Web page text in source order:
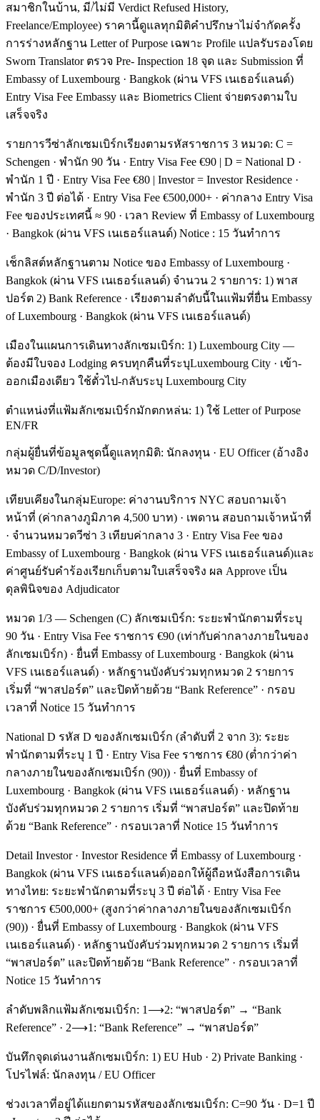
สมาชิกในบ้าน, มี/ไม่มี Verdict Refused History,
Freelance/Employee) ราคานี้ดูแลทุกมิติคำปรึกษาไม่จำกัดครั้ง
การร่างหลักฐาน Letter of Purpose เฉพาะ Profile แปลรับรองโดย
Sworn Translator ตรวจ Pre- Inspection 18 จุด และ Submission ที่
Embassy of Luxembourg · Bangkok (ผ่าน VFS เนเธอร์แลนด์)
Entry Visa Fee Embassy และ Biometrics Client จ่ายตรงตามใบ
เสร็จจริง
รายการวีซ่าลักเซมเบิร์กเรียงตามรหัสราชการ 3 หมวด: C =
Schengen · พำนัก 90 วัน · Entry Visa Fee €90 | D = National D ·
พำนัก 1 ปี · Entry Visa Fee €80 | Investor = Investor Residence ·
พำนัก 3 ปี ต่อได้ · Entry Visa Fee €500,000+ · ค่ากลาง Entry Visa
Fee ของประเทศนี้ ≈ 90 · เวลา Review ที่ Embassy of Luxembourg
· Bangkok (ผ่าน VFS เนเธอร์แลนด์) Notice : 15 วันทำการ
เช็กลิสต์หลักฐานตาม Notice ของ Embassy of Luxembourg ·
Bangkok (ผ่าน VFS เนเธอร์แลนด์) จำนวน 2 รายการ: 1) พาส
ปอร์ต 2) Bank Reference · เรียงตามลำดับนี้ในแฟ้มที่ยื่น Embassy
of Luxembourg · Bangkok (ผ่าน VFS เนเธอร์แลนด์)
เมืองในแผนการเดินทางลักเซมเบิร์ก: 1) Luxembourg City —
ต้องมีใบจอง Lodging ครบทุกคืนที่ระบุLuxembourg City · เข้า-
ออกเมืองเดียว ใช้ตั๋วไป-กลับระบุ Luxembourg City
ตำแหน่งที่แฟ้มลักเซมเบิร์กมักตกหล่น: 1) ใช้ Letter of Purpose
EN/FR
กลุ่มผู้ยื่นที่ข้อมูลชุดนี้ดูแลทุกมิติ: นักลงทุน · EU Officer (อ้างอิง
หมวด C/D/Investor)
เทียบเคียงในกลุ่มEurope: ค่างานบริการ NYC สอบถามเจ้า
หน้าที่ (ค่ากลางภูมิภาค 4,500 บาท) · เพดาน สอบถามเจ้าหน้าที่
· จำนวนหมวดวีซ่า 3 เทียบค่ากลาง 3 · Entry Visa Fee ของ
Embassy of Luxembourg · Bangkok (ผ่าน VFS เนเธอร์แลนด์)และ
ค่าศูนย์รับคำร้องเรียกเก็บตามใบเสร็จจริง ผล Approve เป็น
ดุลพินิจของ Adjudicator
หมวด 1/3 — Schengen (C) ลักเซมเบิร์ก: ระยะพำนักตามที่ระบุ
90 วัน · Entry Visa Fee ราชการ €90 (เท่ากับค่ากลางภายในของ
ลักเซมเบิร์ก) · ยื่นที่ Embassy of Luxembourg · Bangkok (ผ่าน
VFS เนเธอร์แลนด์) · หลักฐานบังคับร่วมทุกหมวด 2 รายการ
เริ่มที่ “พาสปอร์ต” และปิดท้ายด้วย “Bank Reference” · กรอบ
เวลาที่ Notice 15 วันทำการ
National D รหัส D ของลักเซมเบิร์ก (ลำดับที่ 2 จาก 3): ระยะ
พำนักตามที่ระบุ 1 ปี · Entry Visa Fee ราชการ €80 (ต่ำกว่าค่า
กลางภายในของลักเซมเบิร์ก (90)) · ยื่นที่ Embassy of
Luxembourg · Bangkok (ผ่าน VFS เนเธอร์แลนด์) · หลักฐาน
บังคับร่วมทุกหมวด 2 รายการ เริ่มที่ “พาสปอร์ต” และปิดท้าย
ด้วย “Bank Reference” · กรอบเวลาที่ Notice 15 วันทำการ
Detail Investor · Investor Residence ที่ Embassy of Luxembourg ·
Bangkok (ผ่าน VFS เนเธอร์แลนด์)ออกให้ผู้ถือหนังสือการเดิน
ทางไทย: ระยะพำนักตามที่ระบุ 3 ปี ต่อได้ · Entry Visa Fee
ราชการ €500,000+ (สูงกว่าค่ากลางภายในของลักเซมเบิร์ก
(90)) · ยื่นที่ Embassy of Luxembourg · Bangkok (ผ่าน VFS
เนเธอร์แลนด์) · หลักฐานบังคับร่วมทุกหมวด 2 รายการ เริ่มที่
“พาสปอร์ต” และปิดท้ายด้วย “Bank Reference” · กรอบเวลาที่
Notice 15 วันทำการ
ลำดับพลิกแฟ้มลักเซมเบิร์ก: 1⟶2: “พาสปอร์ต” → “Bank
Reference” · 2⟶1: “Bank Reference” → “พาสปอร์ต”
บันทึกจุดเด่นงานลักเซมเบิร์ก: 1) EU Hub · 2) Private Banking ·
โปรไฟล์: นักลงทุน / EU Officer
ช่วงเวลาที่อยู่ได้แยกตามรหัสของลักเซมเบิร์ก: C=90 วัน · D=1 ปี